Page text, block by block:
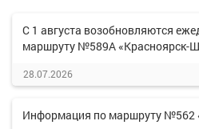
С 1 августа возобновляются
маршруту №589А «Красноярск-
28.07.2026
Информация по маршруту №562